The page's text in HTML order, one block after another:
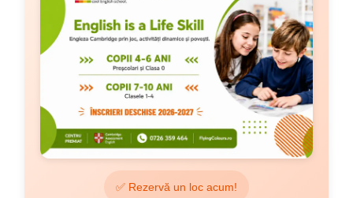
✅ Rezervă un loc acum!